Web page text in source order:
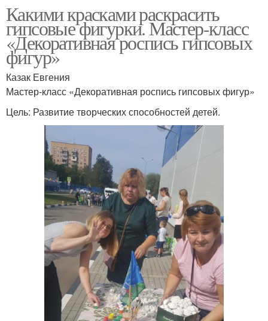
Какими красками раскрасить
гипсовые фигурки. Мастер-класс
«Декоративная роспись гипсовых
фигур»
Казак Евгения
Мастер-класс «Декоративная роспись гипсовых фигур»
Цель: Развитие творческих способностей детей.